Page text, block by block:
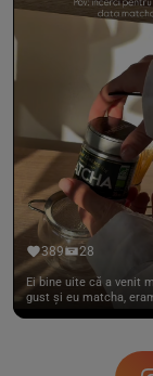
389 28
Ei bine uite că a venit
gust și eu matcha,